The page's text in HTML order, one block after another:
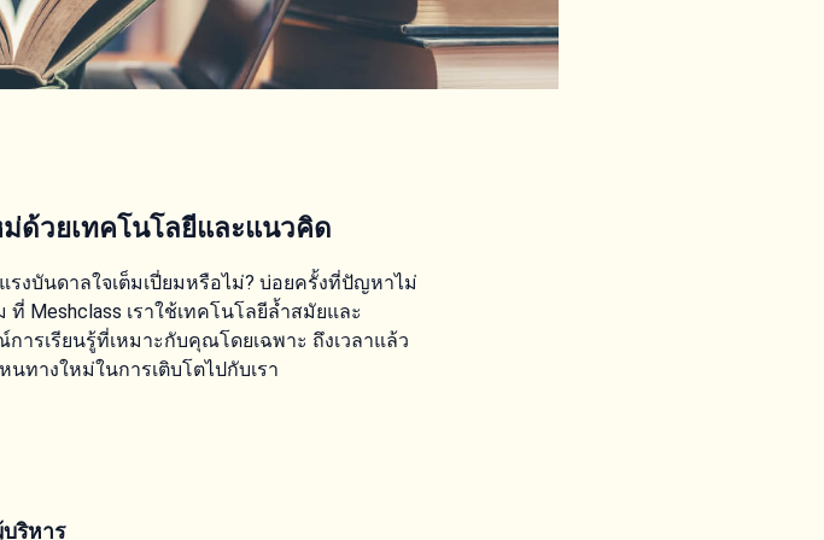
ด้วยเทคโนโลยีและแนวคิด
งบันดาลใจเต็มเปี่ยมหรือไม่? บ่อยครั้งที่ปัญหาไม่
Meshclass เราใช้เทคโนโลยีล้ำสมัยและ
ารเรียนรู้ที่เหมาะกับคุณโดยเฉพาะ ถึงเวลาแล้ว
ทางใหม่ในการเติบโตไปกับเรา
ริหาร